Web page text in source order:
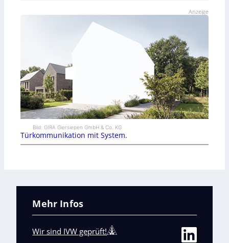
Anzeige
Bild: GIRA Giersiepen GmbH & Co. KG
Türkommunikation mit System.
Mehr Infos
Wir sind IVW geprüft!